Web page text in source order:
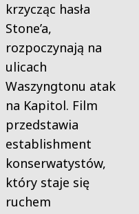
krzycząc hasła
Stone’a,
rozpoczynają na
ulicach
Waszyngtonu atak
na Kapitol. Film
przedstawia
establishment
konserwatystów,
który staje się
ruchem